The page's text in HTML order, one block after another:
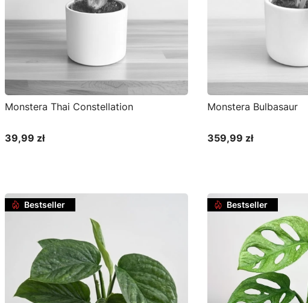
Monstera Thai Constellation
Cena
39,99 zł
Monstera Bulbasaur
Cena
359,99 zł
Bestseller Bestseller